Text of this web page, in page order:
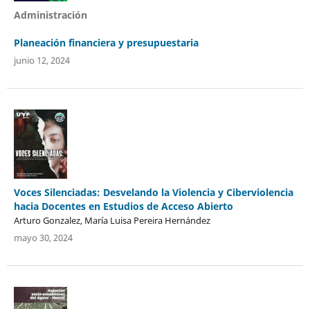
Administración
Planeación financiera y presupuestaria
junio 12, 2024
Voces Silenciadas: Desvelando la Violencia y Ciberviolencia
hacia Docentes en Estudios de Acceso Abierto
Arturo Gonzalez, María Luisa Pereira Hernández
mayo 30, 2024